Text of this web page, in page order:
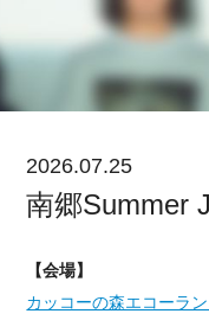
2026.07.25
南郷Summer
【会場】
カッコーの森エコーラ